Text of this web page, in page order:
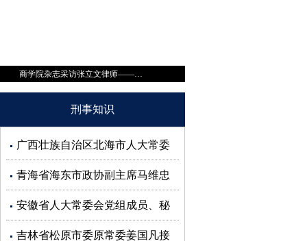
商学院杂志采访张立文律师——中泰证券前首席涉嫌内幕交易？
刑事知识
广西壮族自治区北海市人大常委
会副主任蒋同根接受审查调查
青海省海东市政协副主席马维忠
接受审查调查
安徽省人大常委会党组成员、秘
书长杜延安接受审查调查
吉林省松原市委原常委姜国凡接